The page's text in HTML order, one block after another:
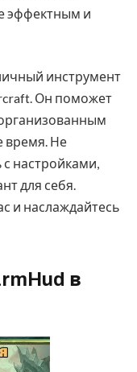
эффектным и
инструмент
Он поможет
время. Не
настройками,
для себя.
и наслаждайтесь
в